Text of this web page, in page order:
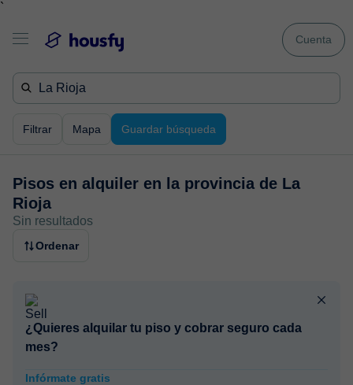
`
Cuenta
Filtrar Mapa Guardar búsqueda
Pisos en alquiler en la provincia de La
Rioja
Sin resultados
Ordenar
¿Quieres alquilar tu piso y cobrar seguro cada
mes?
Infórmate gratis